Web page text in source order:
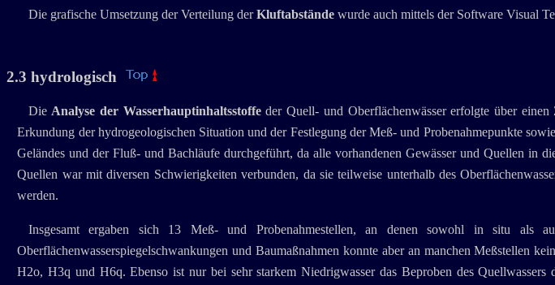
Die grafische Umsetzung der Verteilung derKluftabständewurde auch mittels der Software Visual
2.3 hydrologisch
Die Analyse der Wasserhauptinhaltsstoffeder Quell- und Oberflächenwässer erfolgte über
Erkundung der hydrogeologischen Situation und der Festlegung der Meß- und Probenahmepunkte
Geländes und der Fluß- und Bachläufe durchgeführt, da alle vorhandenen Gewässer und Quellen
Quellen war mit diversen Schwierigkeiten verbunden, da sie teilweise unterhalb des
werden.
Insgesamt ergaben sich 13 Meß- und Probenahmestellen, an denen sowohl in situ als
Oberflächenwasserspiegelschwankungen und Baumaßnahmen konnte aber an manchen Meßstellen
H2o, H3q und H6q. Ebenso ist nur bei sehr starkem Niedrigwasser das Beproben des